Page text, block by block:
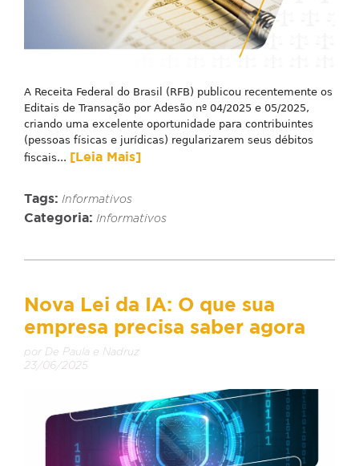
A Receita Federal do Brasil (RFB) publicou recentemente os
Editais de Transação por Adesão nº 04/2025 e 05/2025,
criando uma excelente oportunidade para contribuintes
(pessoas físicas e jurídicas) regularizarem seus débitos
fiscais... [Leia Mais]
Tags: Informativos
Categoria: Informativos
Nova Lei da IA: O que sua
empresa precisa saber agora
por De Paula e Nadruz
23/06/2025